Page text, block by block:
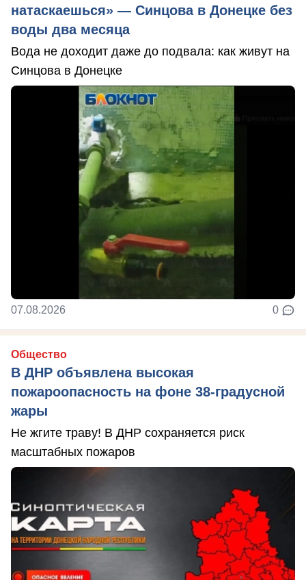
натаскаешься» — Синцова в Донецке без
воды два месяца
Вода не доходит даже до подвала: как живут на
Синцова в Донецке
07.08.2026 0
Общество
В ДНР объявлена высокая
пожароопасность на фоне 38-градусной
жары
Не жгите траву! В ДНР сохраняется риск
масштабных пожаров